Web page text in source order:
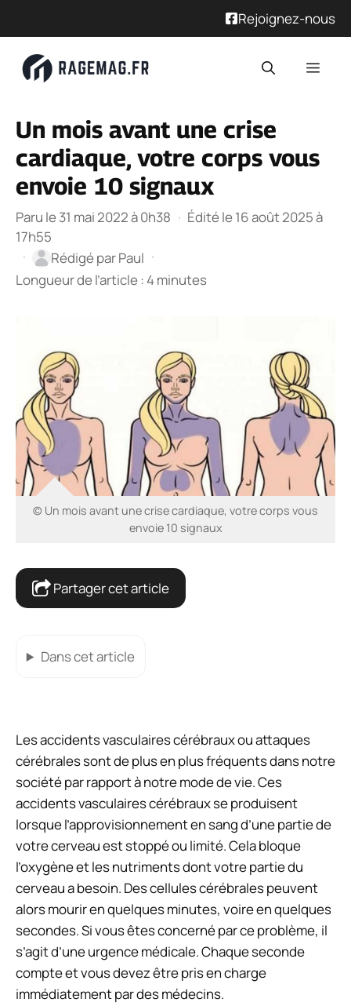
Rejoignez-nous
Un mois avant une crise
cardiaque, votre corps vous
envoie 10 signaux
Paru le 31 mai 2022 à 0h38 · Édité le 16 août 2025 à
17h55
·
Rédigé parPaul ·
Longueur de l’article : 4 minutes
© Un mois avant une crise cardiaque, votre corps vous
envoie 10 signaux
Partager cet article
Dans cet article
Les accidents vasculaires cérébraux ou attaques
cérébrales sont de plus en plus fréquents dans notre
société par rapport à notre mode de vie. Ces
accidents vasculaires cérébraux se produisent
lorsque l’approvisionnement en sang d’une partie de
votre cerveau est stoppé ou limité. Cela bloque
l’oxygène et les nutriments dont votre partie du
cerveau a besoin. Des cellules cérébrales peuvent
alors mourir en quelques minutes, voire en quelques
secondes. Si vous êtes concerné par ce problème, il
s’agit d’une urgence médicale. Chaque seconde
compte et vous devez être pris en charge
immédiatement par des médecins.